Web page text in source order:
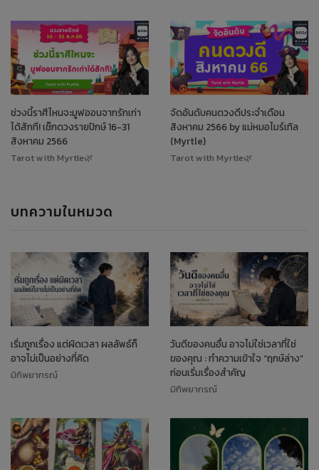
ช่วงนี้ราศีไหนจะมูฟออนจากรักเก่า
ได้สักที! เช็กดวงรายปักษ์ 16-31
สิงหาคม 2566
Tarot with Myrtle🌿
จัดอันดับคนดวงดีประจำเดือน
สิงหาคม 2566 by แม่หมอไมร์เทิล
(Myrtle)
Tarot with Myrtle🌿
บทความในหมวด
เริ่มถูกเรื่อง แต่ผิดเวลา ผลลัพธ์ก็
อาจไม่เป็นอย่างที่คิด
มิกิพยากรณ์
วันดีของคนอื่น อาจไม่ใช่เวลาที่ใช่
ของคุณ : ทำความเข้าใจ “ฤกษ์ล่าง”
ก่อนเริ่มเรื่องสำคัญ
มิกิพยากรณ์